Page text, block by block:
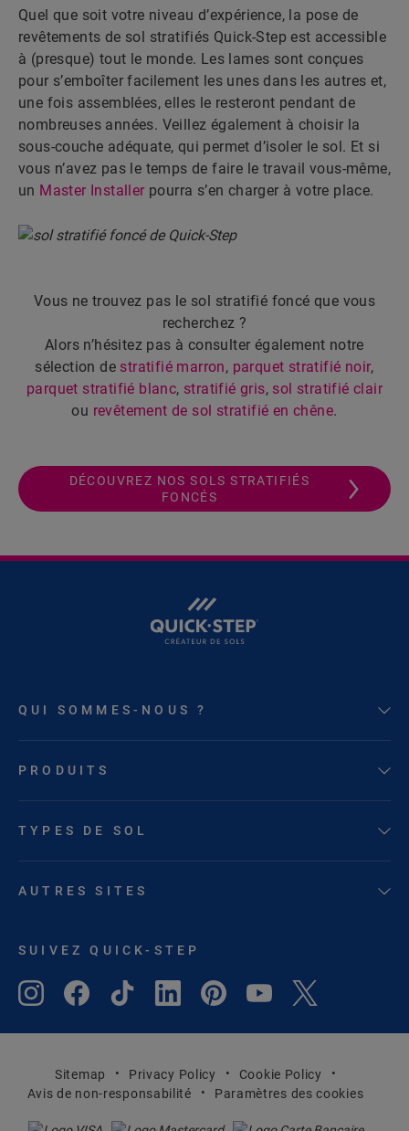
Quel que soit votre niveau d’expérience, la pose de
revêtements de sol stratifiés Quick-Step est accessible
à (presque) tout le monde. Les lames sont conçues
pour s’emboîter facilement les unes dans les autres et,
une fois assemblées, elles le resteront pendant de
nombreuses années. Veillez également à choisir la
sous-couche adéquate, qui permet d’isoler le sol. Et si
vous n’avez pas le temps de faire le travail vous-même,
un Master Installer pourra s’en charger à votre place.
Vous ne trouvez pas le sol stratifié foncé que vous
recherchez ?
Alors n’hésitez pas à consulter également notre
sélection de stratifié marron, parquet stratifié noir,
parquet stratifié blanc, stratifié gris, sol stratifié clair
ou revêtement de sol stratifié en chêne.
DÉCOUVREZ NOS SOLS STRATIFIÉS
FONCÉS
QUI SOMMES-NOUS ?
PRODUITS
TYPES DE SOL
AUTRES SITES
SUIVEZ QUICK-STEP
Sitemap Privacy Policy
Cookie Policy
Avis de non-responsabilité
Paramètres des cookies